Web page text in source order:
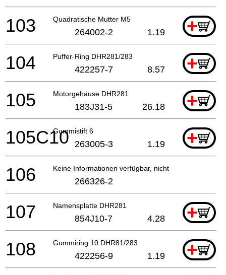
Quadratische Mutter M5 +
103 264002-2 1.19
Puffer-Ring DHR281/283 +
104 422257-7 8.57
Motorgehäuse DHR281 +
105 183J31-5 26.18
Gummistift 6 +
105C10 263005-3 1.19
Keine Informationen verfügbar, nicht bestellbar
106 266326-2
Namensplatte DHR281 +
107 854J10-7 4.28
Gummiring 10 DHR81/283 +
108 422256-9 1.19